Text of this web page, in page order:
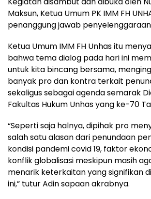
Maksun, Ketua Umum PK IMM FH
penanggung jawab
Ketua Umum IMM FH Unhas itu
bahwa tema dialog pada hari ini
untuk kita bincang bersama,
banyak pro dan kontra terkait
sekaligus sebagai agenda semarak
Fakultas Hukum Unhas yang ke-70
“Seperti saja halnya, dipihak pro
salah satu alasan dari penundaan
kondisi pandemi covid 19, faktor
konflik globalisasi meskipun masih
menarik keterkaitan yang signifikan
ini,” tutur Adin sapaan akrabnya.